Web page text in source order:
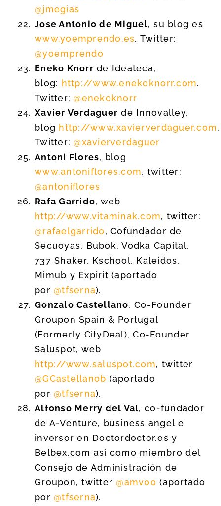
@jmegias
Jose Antonio de Miguel, su blog es
www.yoemprendo.es. Twitter:
@yoemprendo
Eneko Knorr de Ideateca,
blog: http://www.enekoknorr.com.
Twitter:@enekoknorr
Xavier Verdaguer de Innovalley,
blog http://www.xavierverdaguer.com.
Twitter:@xavierverdaguer
Antoni Flores, blog
www.antoniflores.com, twitter:
@antoniflores
Rafa Garrido, web
http://www.vitaminak.com, twitter:
@rafaelgarrido, Cofundador de
Secuoyas, Bubok, Vodka Capital,
737 Shaker, Kschool, Kaleidos,
Mimub y Expirit (aportado
por@tfserna).
Gonzalo Castellano, Co-Founder
Groupon Spain & Portugal
(Formerly CityDeal), Co-Founder
Saluspot, web
http://www.saluspot.com, twitter
@GCastellanob (aportado
por@tfserna).
Alfonso Merry del Val, co-fundador
de A-Venture, business angel e
inversor en Doctordoctor.es y
Belbex.com así como miembro del
Consejo de Administración de
Groupon, twitter@amv00 (aportado
por@tfserna).